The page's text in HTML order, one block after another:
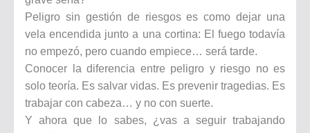
Peligro sin gestión de riesgos es como dejar una
vela encendida junto a una cortina: El fuego todavía
no empezó, pero cuando empiece… será tarde.
Conocer la diferencia entre peligro y riesgo no es
solo teoría. Es salvar vidas. Es prevenir tragedias. Es
trabajar con cabeza… y no con suerte.
Y ahora que lo sabes, ¿vas a seguir trabajando